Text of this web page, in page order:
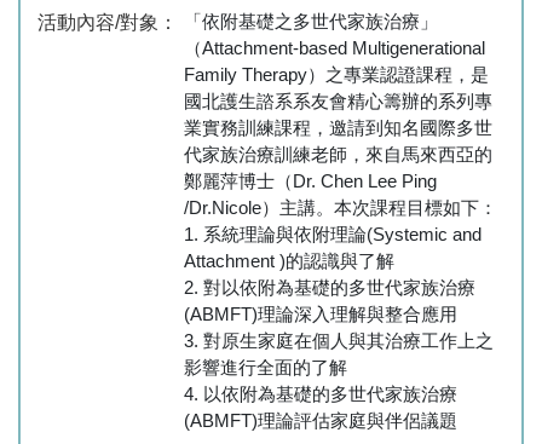
活動內容/對象：
「依附基礎之多世代家族治療」
（Attachment-based Multigenerational
Family Therapy）之專業認證課程，是
國北護生諮系系友會精心籌辦的系列專
業實務訓練課程，邀請到知名國際多世
代家族治療訓練老師，來自馬來西亞的
鄭麗萍博士（Dr. Chen Lee Ping
/Dr.Nicole）主講。本次課程目標如下：
1. 系統理論與依附理論(Systemic and
Attachment )的認識與了解
2. 對以依附為基礎的多世代家族治療
(ABMFT)理論深入理解與整合應用
3. 對原生家庭在個人與其治療工作上之
影響進行全面的了解
4. 以依附為基礎的多世代家族治療
(ABMFT)理論評估家庭與伴侶議題